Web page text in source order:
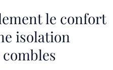
le confort
isolation